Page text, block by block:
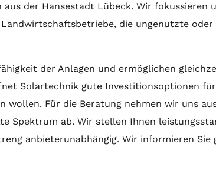
der Hansestadt Lübeck. Wir fokussieren
die ungenutzte oder
der Anlagen und ermöglichen
Solartechnik gute Investitionsoptionen
wollen. Für die Beratung nehmen wir uns
Spektrum ab. Wir stellen Ihnen
anbieterunabhängig. Wir informieren